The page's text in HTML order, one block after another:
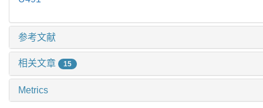
参考文献
相关文章 15
Metrics